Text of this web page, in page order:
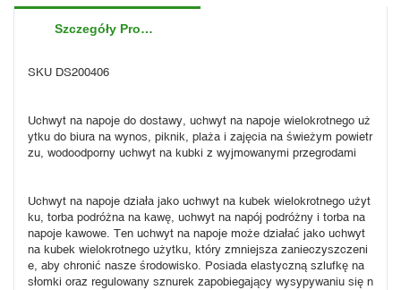
Szczegóły Produktu
SKU DS200406
Uchwyt na napoje do dostawy, uchwyt na napoje wielokrotnego uż
ytku do biura na wynos, piknik, plaża i zajęcia na świeżym powietr
zu, wodoodporny uchwyt na kubki z wyjmowanymi przegrodami
Uchwyt na napoje działa jako uchwyt na kubek wielokrotnego użyt
ku, torba podróżna na kawę, uchwyt na napój podróżny i torba na
napoje kawowe. Ten uchwyt na napoje może działać jako uchwyt
na kubek wielokrotnego użytku, który zmniejsza zanieczyszczeni
e, aby chronić nasze środowisko. Posiada elastyczną szlufkę na
słomki oraz regulowany sznurek zapobiegający wysypywaniu się n